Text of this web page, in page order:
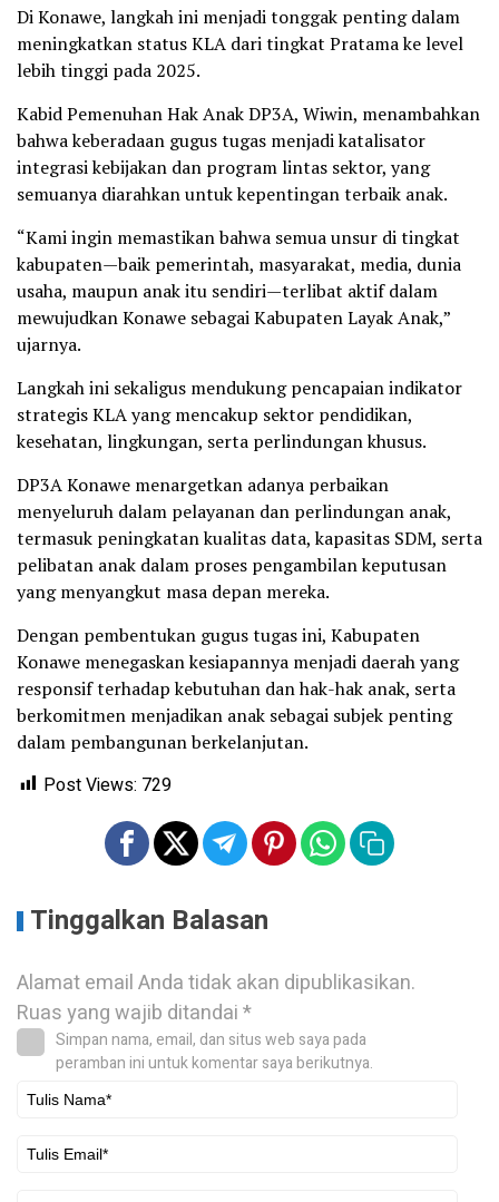
Di Konawe, langkah ini menjadi tonggak penting dalam
meningkatkan status KLA dari tingkat Pratama ke level
lebih tinggi pada 2025.
Kabid Pemenuhan Hak Anak DP3A, Wiwin, menambahkan
bahwa keberadaan gugus tugas menjadi katalisator
integrasi kebijakan dan program lintas sektor, yang
semuanya diarahkan untuk kepentingan terbaik anak.
“Kami ingin memastikan bahwa semua unsur di tingkat
kabupaten—baik pemerintah, masyarakat, media, dunia
usaha, maupun anak itu sendiri—terlibat aktif dalam
mewujudkan Konawe sebagai Kabupaten Layak Anak,”
ujarnya.
Langkah ini sekaligus mendukung pencapaian indikator
strategis KLA yang mencakup sektor pendidikan,
kesehatan, lingkungan, serta perlindungan khusus.
DP3A Konawe menargetkan adanya perbaikan
menyeluruh dalam pelayanan dan perlindungan anak,
termasuk peningkatan kualitas data, kapasitas SDM, serta
pelibatan anak dalam proses pengambilan keputusan
yang menyangkut masa depan mereka.
Dengan pembentukan gugus tugas ini, Kabupaten
Konawe menegaskan kesiapannya menjadi daerah yang
responsif terhadap kebutuhan dan hak-hak anak, serta
berkomitmen menjadikan anak sebagai subjek penting
dalam pembangunan berkelanjutan.
Post Views: 729
Tinggalkan Balasan
Alamat email Anda tidak akan dipublikasikan.
Ruas yang wajib ditandai*
Simpan nama, email, dan situs web saya pada
peramban ini untuk komentar saya berikutnya.